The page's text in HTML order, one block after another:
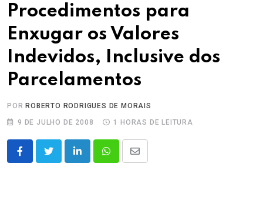
Procedimentos para
Enxugar os Valores
Indevidos, Inclusive dos
Parcelamentos
POR ROBERTO RODRIGUES DE MORAIS
9 DE JULHO DE 2008
1 HORAS DE LEITURA
LinkedInWhatsappShare